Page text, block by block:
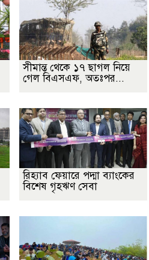
সীমান্ত থেকে ১৭ ছাগল নিয়ে
গেল বিএসএফ, অতঃপর...
রিহ্যাব ফেয়ারে পদ্মা ব্যাংকের
বিশেষ গৃহঋণ সেবা